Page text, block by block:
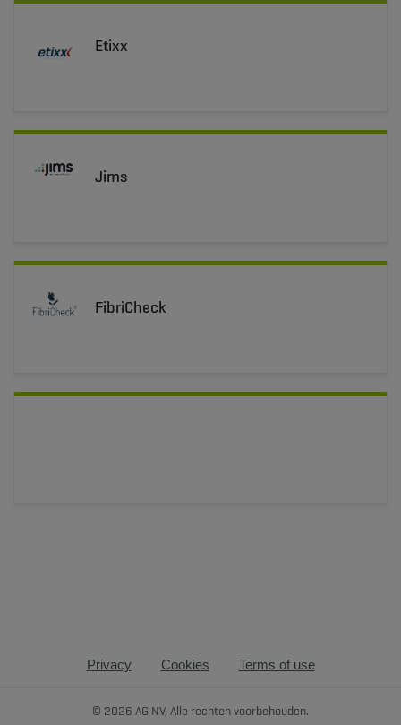
Etixx
Jims
FibriCheck
Privacy Cookies Terms of use
© 2026 AG NV, Alle rechten voorbehouden.